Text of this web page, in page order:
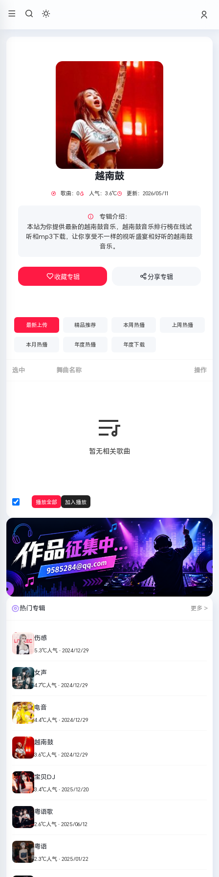
越南鼓
歌曲：0 人气：3.6℃ 更新：2026/05/11
专辑介绍：
本站为你提供最新的越南鼓音乐，越南鼓音乐排行榜在线试
听和mp3下载，让你享受不一样的视听盛宴和好听的越南鼓
音乐。
收藏专辑 分享专辑
最新上传 精品推荐 本周热播 上周热播
本月热播 年度热播 年度下载
选中 舞曲名称 操作
暂无相关歌曲
播放全部 加入播放
热门专辑 更多 >
伤感
5.3℃人气 · 2024/12/29
女声
4.7℃人气 · 2024/12/29
电音
4.4℃人气 · 2024/12/29
越南鼓
3.6℃人气 · 2024/12/29
宝贝DJ
3.4℃人气 · 2025/12/20
粤语歌
2.6℃人气 · 2025/06/12
粤语
2.3℃人气 · 2025/01/22